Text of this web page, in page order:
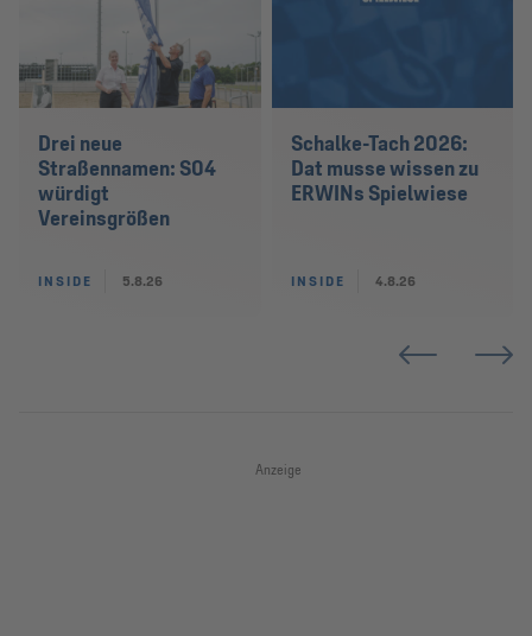
Drei neue
Straßennamen: S04
würdigt
Vereinsgrößen
INSIDE 5.8.26
Schalke-Tach 2026:
Dat musse wissen zu
ERWINs Spielwiese
INSIDE 4.8.26
Anzeige